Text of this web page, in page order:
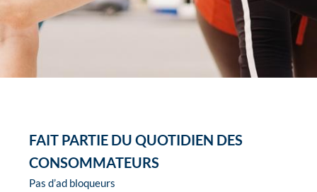
FAIT PARTIE DU QUOTIDIEN DES
CONSOMMATEURS
Pas d’ad bloqueurs